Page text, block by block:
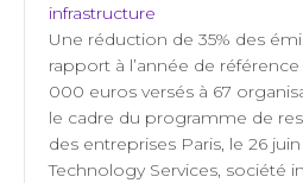
infrastructure
Une réduction de 35% des
rapport à l’année de
000 euros versés à 67
le cadre du programme de
des entreprises Paris, le 26
Technology Services, société